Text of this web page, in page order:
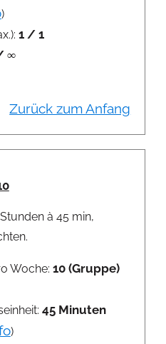
)
1 / 1
∞
Zurück zum Anfang
à 45 min,
Woche: 10 (Gruppe)
45 Minuten
)